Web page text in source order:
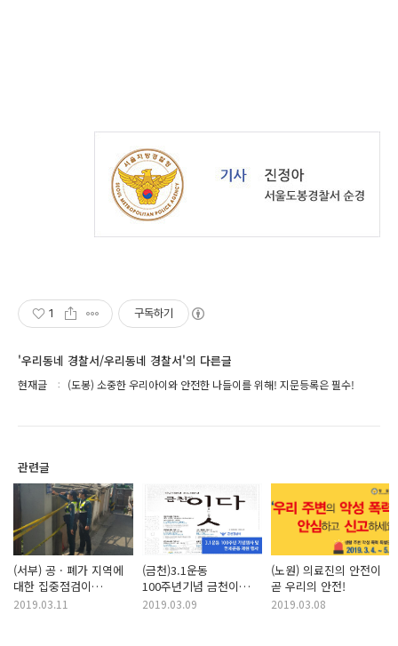
1 구독하기
'우리동네 경찰서/우리동네 경찰서'의 다른글
현재글 (도봉) 소중한 우리아이와 안전한 나들이를 위해! 지문등록은 필수!
관련글
(서부) 공 · 폐가 지역에
대한 집중점검이
시행되고 있습니다.
2019.03.11
(금천)3.1운동
100주년기념 금천이
결의를 잇다!
2019.03.09
(노원) 의료진의 안전이
곧 우리의 안전!
2019.03.08